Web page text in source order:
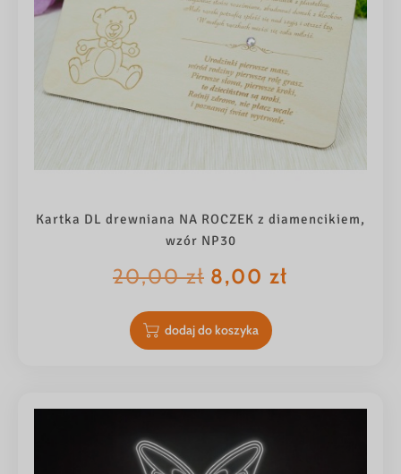
Kartka DL drewniana NA ROCZEK z diamencikiem,
wzór NP30
20,00zł Pierwotna
wynosiła:
20,00 zł.
8,00 zł
dodaj do koszyka